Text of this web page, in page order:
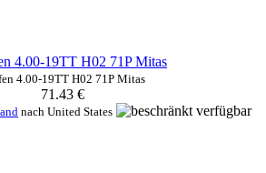
4.00-19TT H02 71P Mitas
71.43 €
nach United States